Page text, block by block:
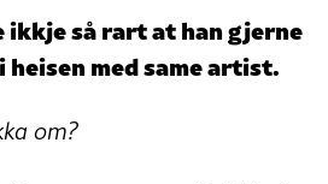
ikkje så rart at han gjerne
med same artist.
om?